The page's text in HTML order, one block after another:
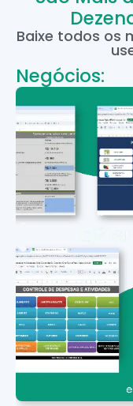
Baixe todos os
Negócios: